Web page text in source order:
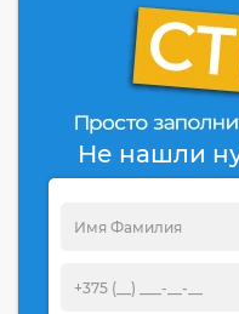
Не нашли